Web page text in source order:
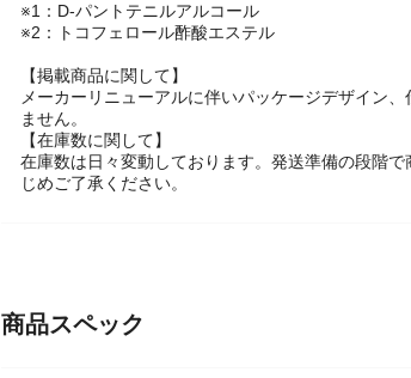
※1：D-パントテニルアルコール
※2：トコフェロール酢酸エステル
【掲載商品に関して】
メーカーリニューアルに伴いパッケージデザイン
ません。
【在庫数に関して】
在庫数は日々変動しております。発送準備の段階
じめご了承ください。
商品スペック